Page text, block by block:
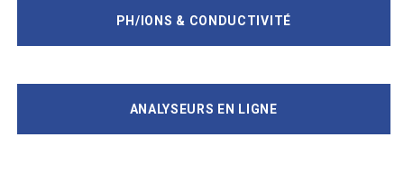
PH/IONS & CONDUCTIVITÉ
ANALYSEURS EN LIGNE